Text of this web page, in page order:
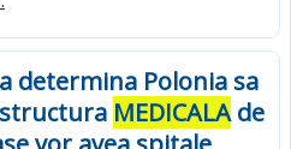
determina Polonia sa
MEDICALAde